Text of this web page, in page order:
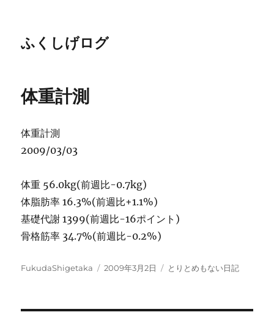
ふくしげログ
体重計測
体重計測
2009/03/03
体重 56.0kg(前週比-0.7kg)
体脂肪率 16.3%(前週比+1.1%)
基礎代謝 1399(前週比-16ポイント)
骨格筋率 34.7%(前週比-0.2%)
投
FukudaShigetaka
投
2009年3月2日
カ
とりとめもない日記